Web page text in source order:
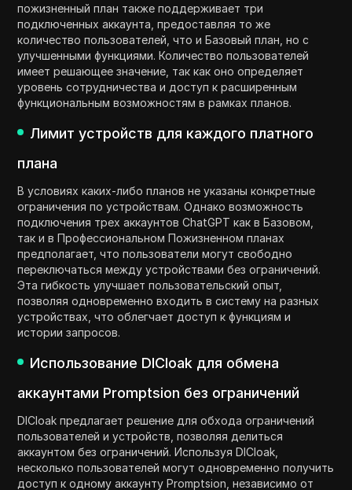
пожизненный план также поддерживает три
подключенных аккаунта, предоставляя то же
количество пользователей, что и Базовый план, но с
улучшенными функциями. Количество пользователей
имеет решающее значение, так как оно определяет
уровень сотрудничества и доступ к расширенным
функциональным возможностям в рамках планов.
Лимит устройств для каждого платного
плана
В условиях каких-либо планов не указаны конкретные
ограничения по устройствам. Однако возможность
подключения трех аккаунтов ChatGPT как в Базовом,
так и в Профессиональном Пожизненном планах
предполагает, что пользователи могут свободно
переключаться между устройствами без ограничений.
Эта гибкость улучшает пользовательский опыт,
позволяя одновременно входить в систему на разных
устройствах, что облегчает доступ к функциям и
истории запросов.
Использование DICloak для обмена
аккаунтами Promptsion без ограничений
DICloak предлагает решение для обхода ограничений
пользователей и устройств, позволяя делиться
аккаунтом без ограничений. Используя DICloak,
несколько пользователей могут одновременно получить
доступ к одному аккаунту Promptsion, независимо от